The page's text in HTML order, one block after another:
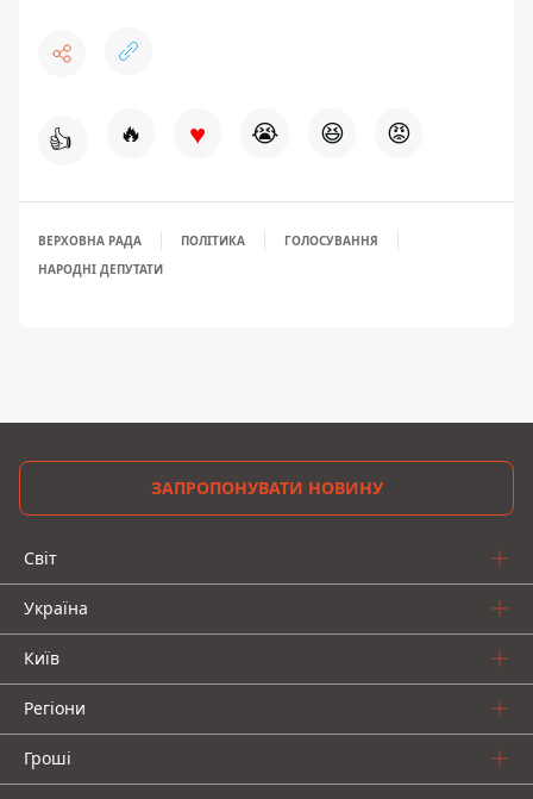
👍 🔥 ♥ 😭 😆 😡
ВЕРХОВНА РАДА ПОЛІТИКА
ГОЛОСУВАННЯ
НАРОДНІ ДЕПУТАТИ
ЗАПРОПОНУВАТИ НОВИНУ
Світ
Україна
Київ
Регіони
Гроші